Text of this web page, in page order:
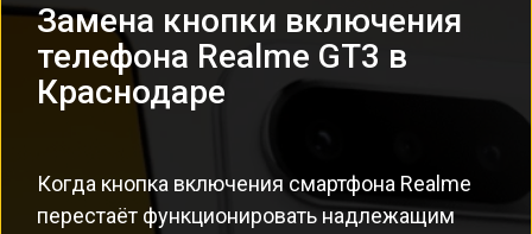
Замена кнопки включения
телефона Realme GT3 в
Краснодаре
Когда кнопка включения смартфона Realme
перестаёт функционировать надлежащим